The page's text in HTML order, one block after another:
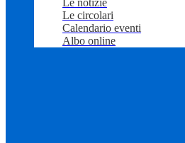
Le notizie
Le circolari
Calendario eventi
Albo online